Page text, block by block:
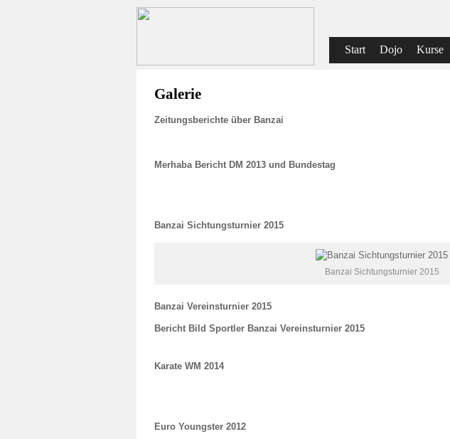
Start Dojo Kurse
Galerie
Zeitungsberichte über Banzai
Merhaba Bericht DM 2013 und Bundestag
Banzai Sichtungsturnier 2015
Banzai Sichtungsturnier 2015
Banzai Vereinsturnier 2015
Bericht Bild Sportler Banzai Vereinsturnier 2015
Karate WM 2014
Euro Youngster 2012